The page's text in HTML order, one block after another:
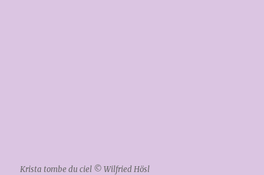
Krista tombe du ciel © Wilfried Hösl